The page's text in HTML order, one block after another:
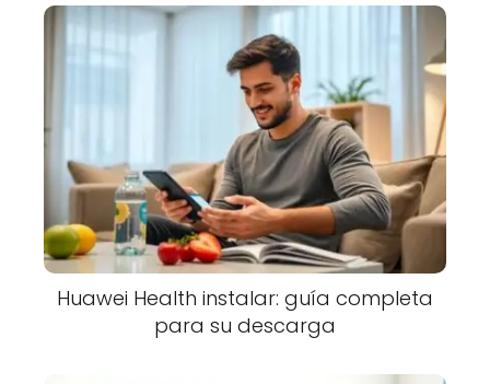
Huawei Health instalar: guía completa
para su descarga